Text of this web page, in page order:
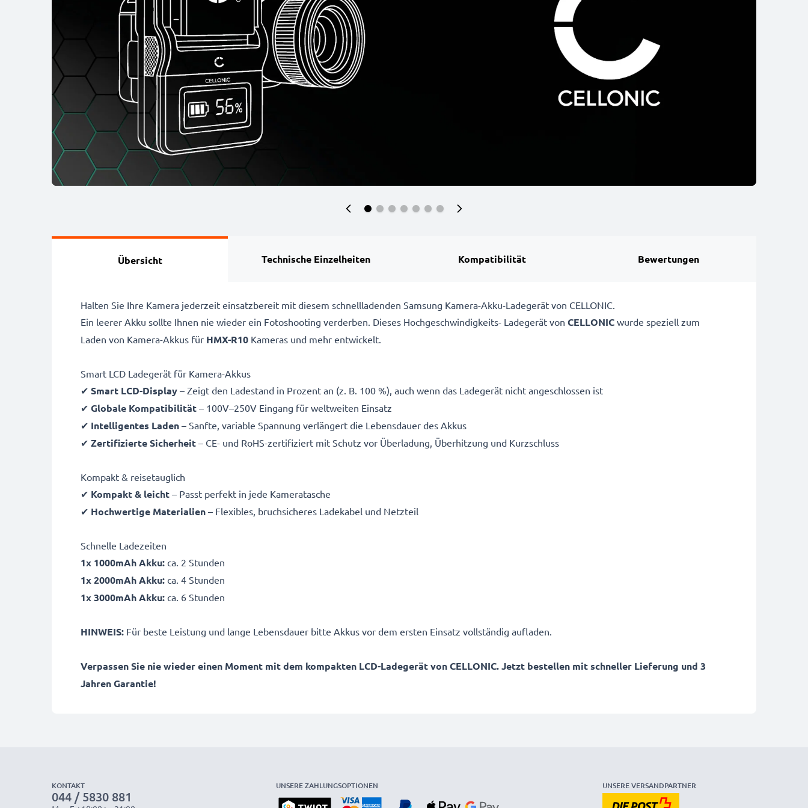
Übersicht Technische Einzelheiten Kompatibilität Bewertungen
Halten Sie Ihre Kamera jederzeit einsatzbereit mit diesem schnellladenden Samsung Kamera-Akku-Ladegerät von CELLONIC.
Ein leerer Akku sollte Ihnen nie wieder ein Fotoshooting verderben. Dieses Hochgeschwindigkeits- Ladegerät von CELLONIC wurde speziell zum
Laden von Kamera-Akkus für HMX-R10 Kameras und mehr entwickelt.
Smart LCD Ladegerät für Kamera-Akkus
✔ Smart LCD-Display – Zeigt den Ladestand in Prozent an (z. B. 100 %), auch wenn das Ladegerät nicht angeschlossen ist
✔ Globale Kompatibilität – 100V–250V Eingang für weltweiten Einsatz
✔ Intelligentes Laden – Sanfte, variable Spannung verlängert die Lebensdauer des Akkus
✔ Zertifizierte Sicherheit – CE- und RoHS-zertifiziert mit Schutz vor Überladung, Überhitzung und Kurzschluss
Kompakt & reisetauglich
✔ Kompakt & leicht – Passt perfekt in jede Kameratasche
✔ Hochwertige Materialien – Flexibles, bruchsicheres Ladekabel und Netzteil
Schnelle Ladezeiten
1x 1000mAh Akku: ca. 2 Stunden
1x 2000mAh Akku: ca. 4 Stunden
1x 3000mAh Akku: ca. 6 Stunden
HINWEIS: Für beste Leistung und lange Lebensdauer bitte Akkus vor dem ersten Einsatz vollständig aufladen.
Verpassen Sie nie wieder einen Moment mit dem kompakten LCD-Ladegerät von CELLONIC. Jetzt bestellen mit schneller Lieferung und 3
Jahren Garantie!
KONTAKT
044 / 5830 881
UNSERE ZAHLUNGSOPTIONEN UNSERE VERSANDPARTNER